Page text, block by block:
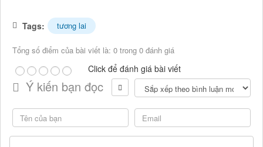
Tags: tương lai
Tổng số điểm của bài viết là: 0 trong 0 đánh giá
Click để đánh giá bài viết
Ý kiến bạn đọc